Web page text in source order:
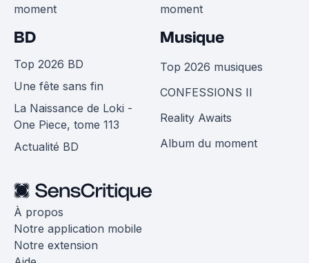
moment
moment
BD
Top 2026 BD
Une fête sans fin
La Naissance de Loki -
One Piece, tome 113
Actualité BD
Musique
Top 2026 musiques
CONFESSIONS II
Reality Awaits
Album du moment
À propos
Notre application mobile
Notre extension